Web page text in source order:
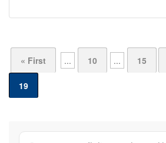
« First ... 10 ... 15
19